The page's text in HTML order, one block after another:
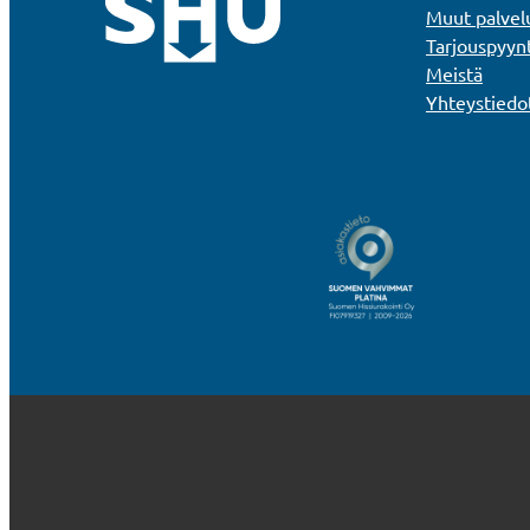
Muut
Meistä